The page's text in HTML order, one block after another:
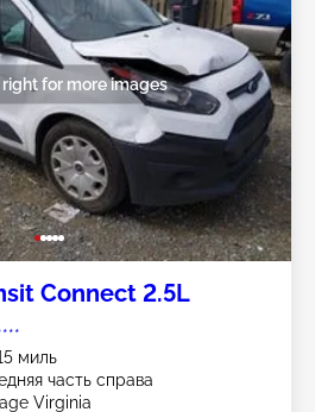
for more images
Connect 2.5L
миль
часть справа
Virginia